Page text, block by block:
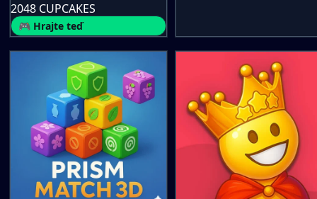
2048 CUPCAKES
🎮 Hrajte teď